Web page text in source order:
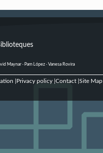
Maynar · Pam López · Vanesa Rovira
Privacy policy| Contact| Site Map